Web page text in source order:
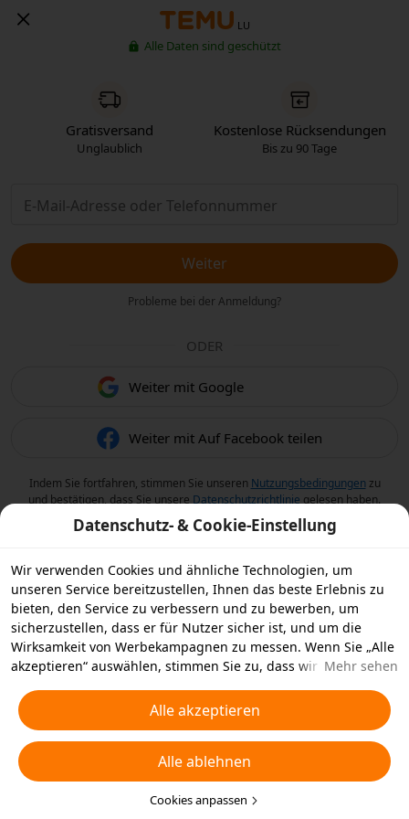
LU
Alle Daten sind geschützt
Gratisversand
Unglaublich
Kostenlose Rücksendungen
Bis zu 90 Tage
Weiter
Probleme bei der Anmeldung?
ODER
Weiter mit Google
Weiter mit Auf Facebook teilen
Indem Sie fortfahren, stimmen Sie unseren Nutzungsbedingungen zu
und bestätigen, dass Sie unsere Datenschutzrichtlinie gelesen haben.
Datenschutz- & Cookie-Einstellung
Wir verwenden Cookies und ähnliche Technologien, um
unseren Service bereitzustellen, Ihnen das beste Erlebnis zu
bieten, den Service zu verbessern und zu bewerben, um
sicherzustellen, dass er für Nutzer sicher ist, und um die
Wirksamkeit von Werbekampagnen zu messen. Wenn Sie „Alle
akzeptieren“ auswählen, stimmen Sie zu, dass wir und die
ähnliche Technologien für Werbezwecke auf Ihrem Gerät
speichern. Alternativ können Sie auch über „Alle ablehnen“
nicht notwendige Cookies ablehnen oder auswählen, welche
Arten von Cookies Sie akzeptieren oder deaktivieren möchten,
indem Sie unten oder jederzeit in Ihren
Datenschutzeinstellungen auf „Cookies anpassen“ klicken.
Mehr sehen
Alle akzeptieren
Alle ablehnen
Cookies anpassen